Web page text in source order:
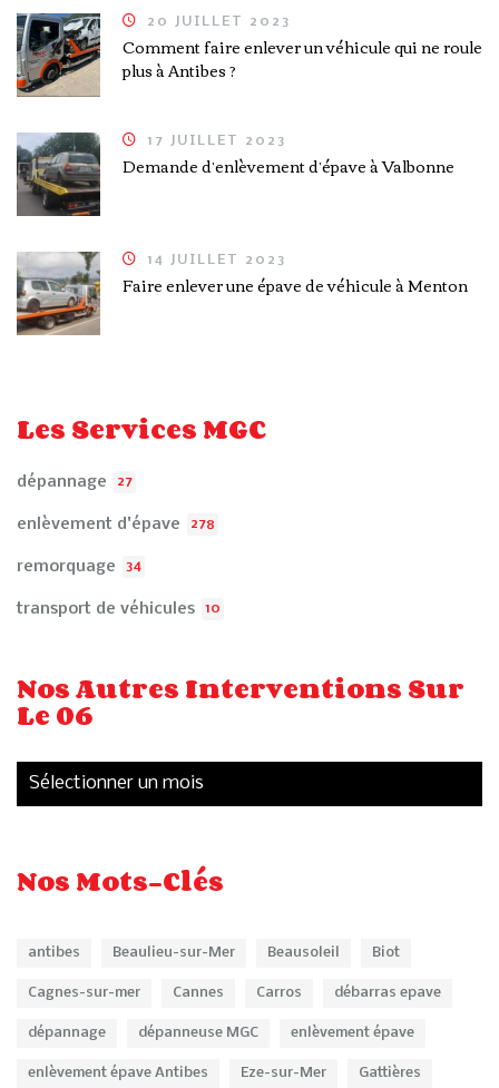
20 JUILLET 2023
Comment faire enlever un véhicule qui ne roule
plus à Antibes ?
17 JUILLET 2023
Demande d’enlèvement d’épave à Valbonne
14 JUILLET 2023
Faire enlever une épave de véhicule à Menton
Les Services MGC
dépannage 27
enlèvement d'épave 278
remorquage 34
transport de véhicules 10
Nos Autres Interventions Sur
Le 06
Nos Mots-Clés
antibes Beaulieu-sur-Mer Beausoleil Biot
Cagnes-sur-mer Cannes Carros débarras epave
dépannage dépanneuse MGC enlèvement épave
enlèvement épave Antibes Eze-sur-Mer Gattières